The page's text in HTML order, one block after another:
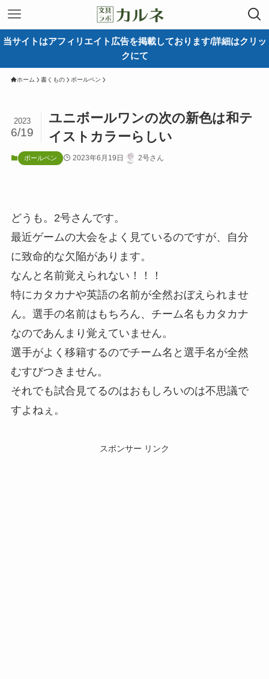
当サイトはアフィリエイト広告を掲載しております/詳細はクリッ
クにて
ホーム 書くもの ボールペン
ユニボールワンの次の新色は和テ
イストカラーらしい
2023
6/19
ボールペン 2023年6月19日 2号さん
どうも。2号さんです。
最近ゲームの大会をよく見ているのですが、自分
に致命的な欠陥があります。
なんと名前覚えられない！！！
特にカタカナや英語の名前が全然おぼえられませ
ん。選手の名前はもちろん、チーム名もカタカナ
なのであんまり覚えていません。
選手がよく移籍するのでチーム名と選手名が全然
むすびつきません。
それでも試合見てるのはおもしろいのは不思議で
すよねぇ。
スポンサー リンク